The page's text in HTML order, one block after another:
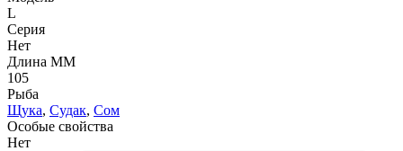
L
Серия
Нет
Длина ММ
105
Рыба
Щука, Судак, Сом
Особые свойства
Нет